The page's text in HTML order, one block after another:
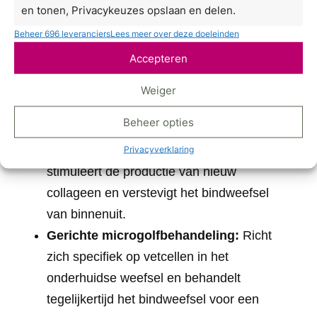
en tonen, Privacykeuzes opslaan en delen.
Beheer 696 leveranciersLees meer over deze doeleinden
Accepteren
Weiger
Beheer opties
Privacyverklaring
De meest effectieve professionele
behandelingen zijn:
Shockwave therapie:Elektromagnetische
golven breken de bindweefselstrengjes op
en stimuleren de doorbloeding en
collagenese in het behandelde gebied.
Radiofrequentie:Warmte-energie
stimuleert de productie van nieuw
collageen en verstevigt het bindweefsel
van binnenuit.
Gerichte microgolfbehandeling: Richt
zich specifiek op vetcellen in het
onderhuidse weefsel en behandelt
tegelijkertijd het bindweefsel voor een